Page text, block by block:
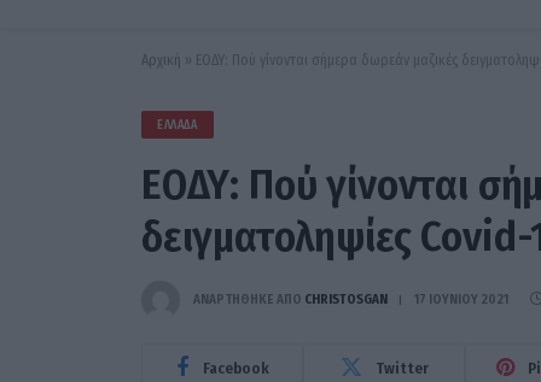
Αρχική » ΕΟΔΥ: Πού γίνονται σήμερα δωρεάν μαζικές
ΕΛΛΆΔΑ
ΕΟΔΥ: Πού γίνονται
δειγματοληψίες Covid-
ΑΝΑΡΤΗΘΗΚΕ ΑΠΟ CHRISTOSGAN 17 ΙΟΥΝΊΟΥ 2021
Facebook Twitter